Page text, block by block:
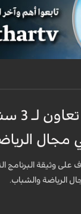
مجال
على وثيقة البرنامج
الرياضة والشباب.